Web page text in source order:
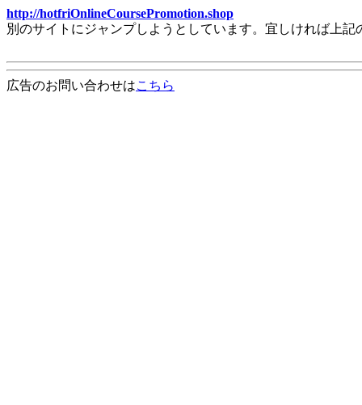
http://hotfriOnlineCoursePromotion.shop
別のサイトにジャンプしようとしています。宜しければ上
広告のお問い合わせはこちら